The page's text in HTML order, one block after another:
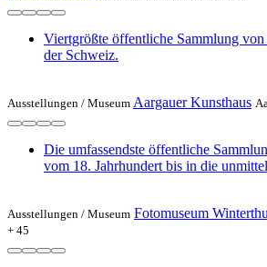
Viertgrößte öffentliche Sammlung
der Schweiz.
Ausstellungen / Museum Aargauer Kunsthaus
Die umfassendste öffentliche
vom 18. Jahrhundert bis in die
Ausstellungen / Museum Fotomuseum
+ 45